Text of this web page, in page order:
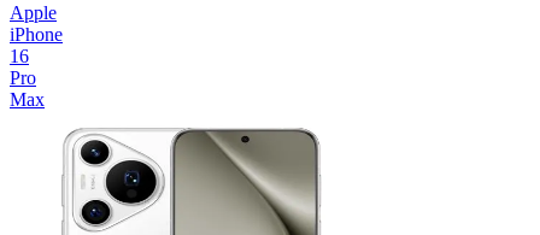
Apple
iPhone
16
Pro
Max